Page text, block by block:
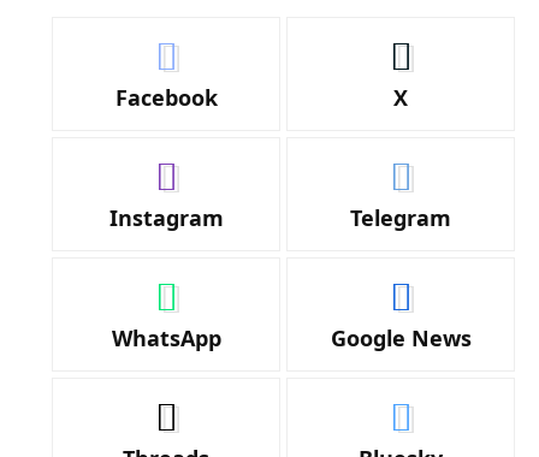
Facebook X
Instagram Telegram
WhatsApp Google News